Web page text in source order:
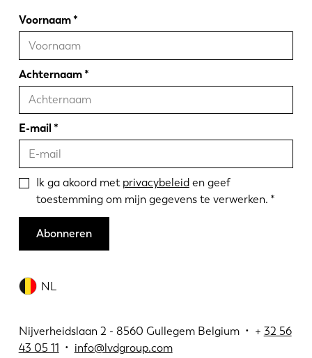
NL
Nijverheidslaan 2 - 8560 Gullegem Belgium • + 32 56
43 05 11 • info@lvdgroup.com
Voornaam
Achternaam
E-mail
Ik ga akoord met privacybeleiden geef
toestemming om mijn gegevens te verwerken.
Abonneren